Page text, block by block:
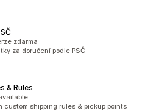
zdarma
za doručení podle PSČ
& Rules
shipping rules & pickup points